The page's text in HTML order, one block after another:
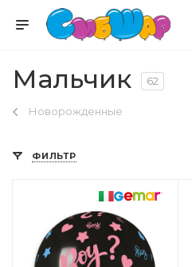
Мальчик 62
Новорожденные
ФИЛЬТР